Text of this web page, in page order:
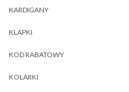
KARDIGANY
KLAPKI
KOD RABATOWY
KOLARKI